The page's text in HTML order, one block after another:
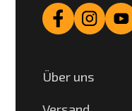
Über uns